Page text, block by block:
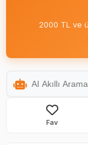
2000 TL ve
Fav